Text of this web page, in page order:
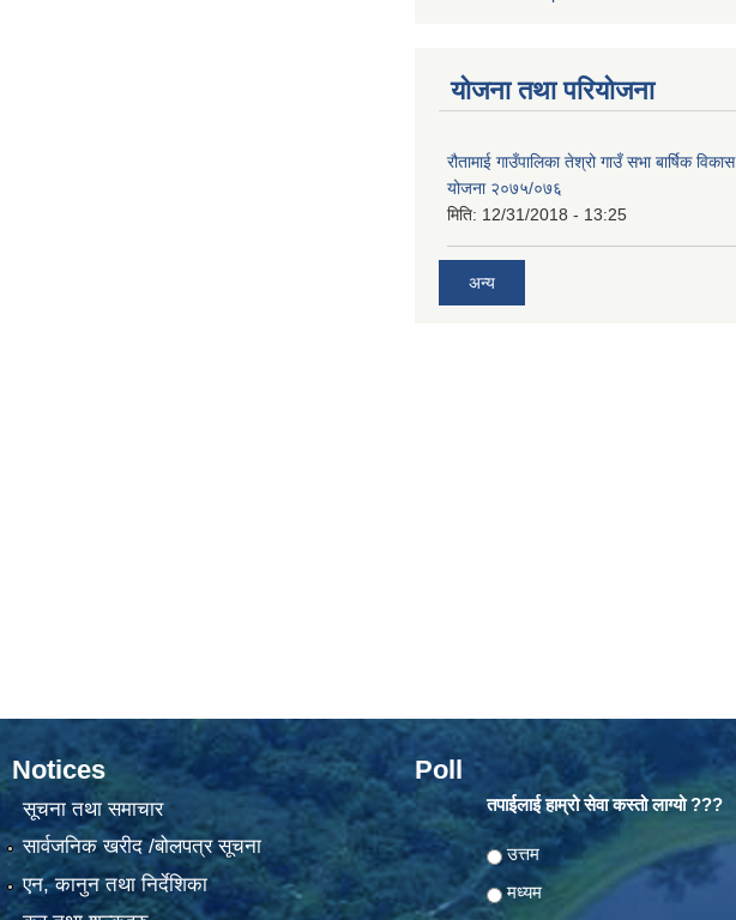
योजना तथा परियोजना
रौतामाई गाउँपालिका तेश्रो गाउँ सभा बार्षिक विकास
योजना २०७५/०७६
मिति: 12/31/2018 - 13:25
अन्य
Notices
सूचना तथा समाचार
सार्वजनिक खरीद /बोलपत्र सूचना
एन, कानुन तथा निर्देशिका
Poll
तपाईलाई हाम्रो सेवा कस्तो लाग्यो ???
Choices
उत्तम
मध्यम